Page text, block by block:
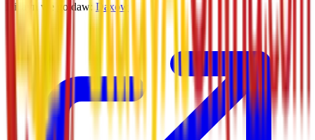
Dizaýn we goldaw: Daxow